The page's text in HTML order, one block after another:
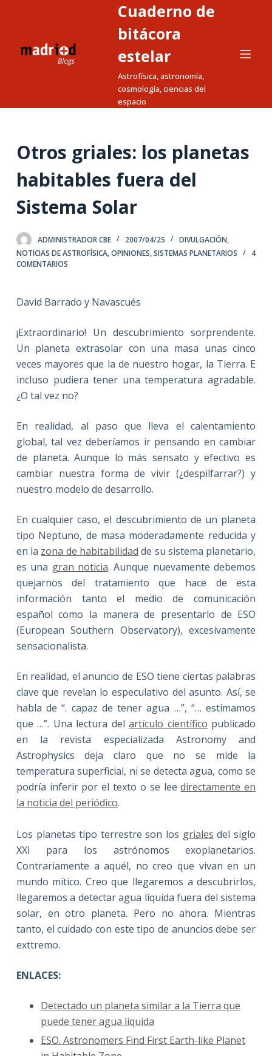
a
o
n
e
d
o
Cuaderno de
bitácora
estelar
Astrofísica, astronomía,
cosmología, ciencias del
espacio
Otros griales: los planetas
habitables fuera del
Sistema Solar
ADMINISTRADOR CBE 2007/04/25 DIVULGACIÓN,
NOTICIAS DE ASTROFÍSICA,OPINIONES,SISTEMAS PLANETARIOS
4
COMENTARIOS
David Barrado y Navascués
¡Extraordinario! Un descubrimiento sorprendente.
Un planeta extrasolar con una masa unas cinco
veces mayores que la de nuestro hogar, la Tierra. E
incluso pudiera tener una temperatura agradable.
¿O tal vez no?
En realidad, al paso que lleva el calentamiento
global, tal vez deberíamos ir pensando en cambiar
de planeta. Aunque lo más sensato y efectivo es
cambiar nuestra forma de vivir (¿despilfarrar?) y
nuestro modelo de desarrollo.
En cualquier caso, el descubrimiento de un planeta
tipo Neptuno, de masa moderadamente reducida y
en la zona de habitabilidad de su sistema planetario,
es una gran noticia. Aunque nuevamente debemos
quejarnos del tratamiento que hace de esta
información tanto el medio de comunicación
español como la manera de presentarlo de ESO
(European Southern Observatory), excesivamente
sensacionalista.
En realidad, el anuncio de ESO tiene ciertas palabras
clave que revelan lo especulativo del asunto. Así, se
habla de “. capaz de tener agua …”, “… estimamos
que …”. Una lectura delartículo científico publicado
en la revista especializada Astronomy and
Astrophysics deja claro que no se mide la
temperatura superficial, ni se detecta agua, como se
podría inferir por el texto o se leedirectamente en
la noticia del periódico.
Los planetas tipo terrestre son los griales del siglo
XXI para los astrónomos exoplanetarios.
Contrariamente a aquél, no creo que vivan en un
mundo mítico. Creo que llegaremos a descubrirlos,
llegaremos a detectar agua líquida fuera del sistema
solar, en otro planeta. Pero no ahora. Mientras
tanto, el cuidado con este tipo de anuncios debe ser
exttremo.
ENLACES:
Detectado un planeta similar a la Tierra que
puede tener agua líquida
ESO. Astronomers Find First Earth-like Planet